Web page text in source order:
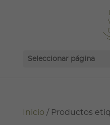
Seleccionar página
Inicio / Productos